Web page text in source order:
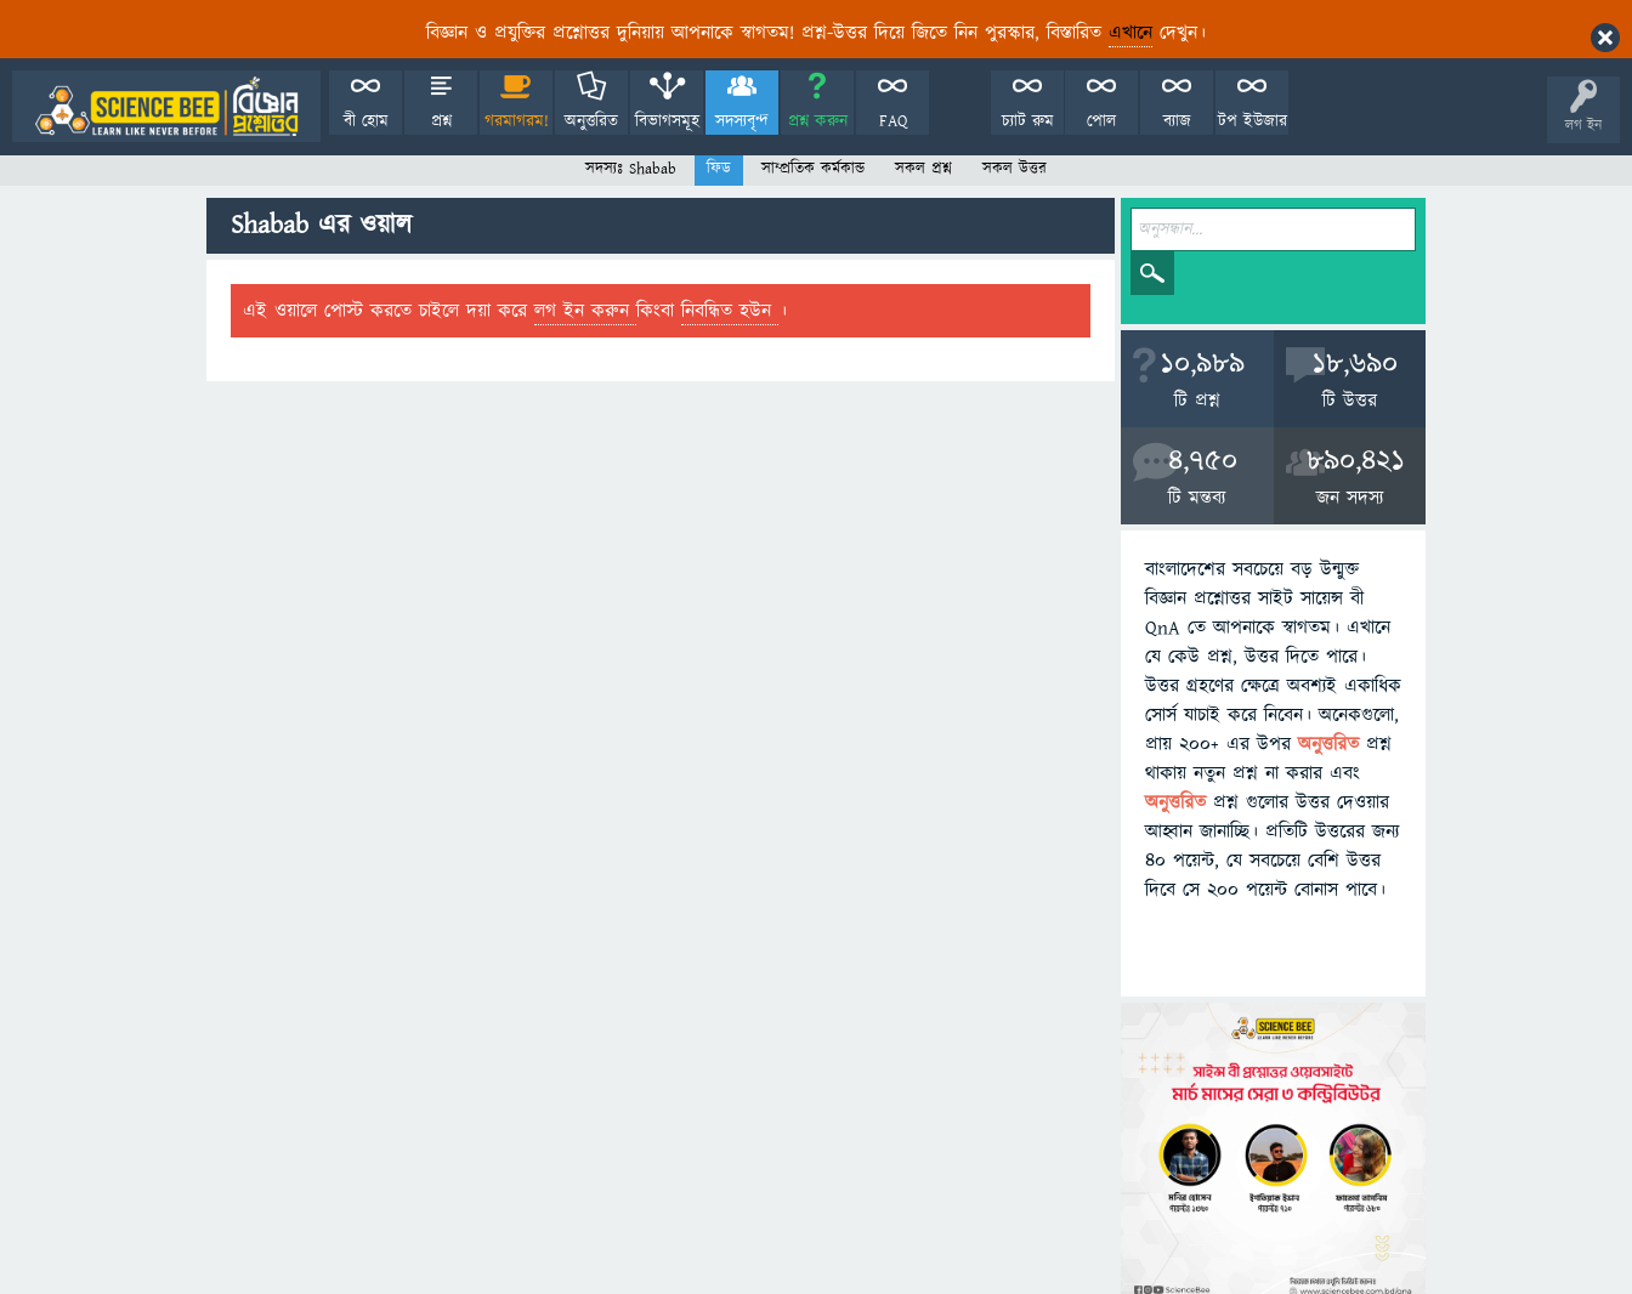
বিজ্ঞান ও প্রযুক্তির প্রশ্নোত্তর দুনিয়ায় আপনাকে স্বাগতম! প্রশ্ন-উত্তর দিয়ে জিতে নিন পুরস্কার, বিস্তারিত এখানেদেখুন।
লগ ইন
বী হোম প্রশ্ন গরমাগরম! অনুত্তরিত বিভাগসমূহ সদস্যবৃন্দ প্রশ্ন করুন FAQ টপ ইউজার
ব্যাজ
পোল
চ্যাট রুম
সদস্যঃ Shabab ফিড সাম্প্রতিক কর্মকান্ড সকল প্রশ্ন সকল উত্তর
Shabab এর ওয়াল
এই ওয়ালে পোস্ট করতে চাইলে দয়া করেলগ ইন করুনকিংবানিবন্ধিত হউন ।
10,989
টি প্রশ্ন
18,690
টি উত্তর
4,750
টি মন্তব্য
890,421
জন সদস্য
বাংলাদেশের সবচেয়ে বড় উন্মুক্ত
বিজ্ঞান প্রশ্নোত্তর সাইট সায়েন্স বী
QnA তে আপনাকে স্বাগতম। এখানে
যে কেউ প্রশ্ন, উত্তর দিতে পারে।
উত্তর গ্রহণের ক্ষেত্রে অবশ্যই একাধিক
সোর্স যাচাই করে নিবেন। অনেকগুলো,
প্রায় ২০০+ এর উপরঅনুত্তরিতপ্রশ্ন
থাকায় নতুন প্রশ্ন না করার এবং
অনুত্তরিত প্রশ্ন গুলোর উত্তর দেওয়ার
আহ্বান জানাচ্ছি। প্রতিটি উত্তরের জন্য
৪০ পয়েন্ট, যে সবচেয়ে বেশি উত্তর
দিবে সে ২০০ পয়েন্ট বোনাস পাবে।